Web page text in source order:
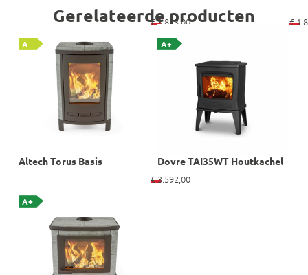
Gerelateerde producten
A
Altech Torus Basis
€3.813,00
A+
Dovre TAI35WT Houtkachel
€
A+
€3.592,00